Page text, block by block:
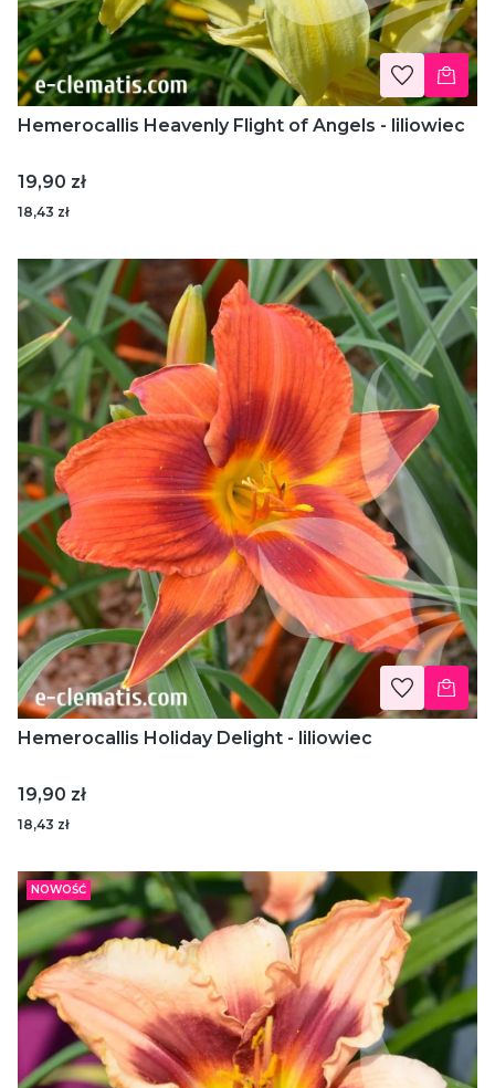
Hemerocallis Heavenly Flight of Angels - liliowiec
Cena
19,90 zł
18,43 zł
Hemerocallis Holiday Delight - liliowiec
Cena
19,90 zł
18,43 zł
NOWOŚĆ